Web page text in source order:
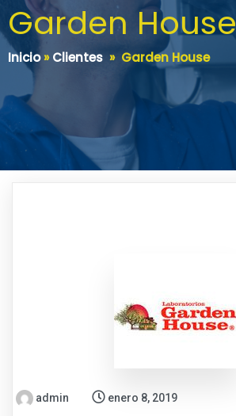
Garden House
Inicio»Clientes » Garden House
admin enero 8, 2019